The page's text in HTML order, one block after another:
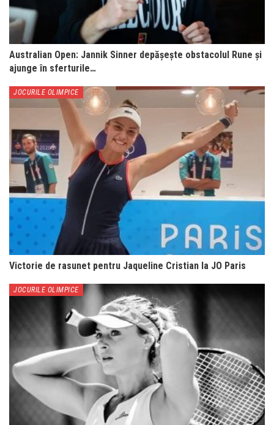
Australian Open: Jannik Sinner depășește obstacolul Rune și
ajunge în sferturile…
JOCURILE OLIMPICE
Victorie de rasunet pentru Jaqueline Cristian la JO Paris
JOCURILE OLIMPICE